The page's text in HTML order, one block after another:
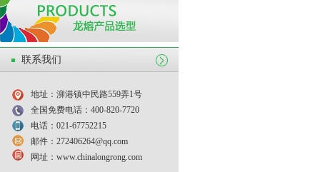
联系我们
地址：泖港镇中民路559弄1号
全国免费电话：400-820-7720
电话：021-67752215
邮件：272406264@qq.com
网址：www.chinalongrong.com